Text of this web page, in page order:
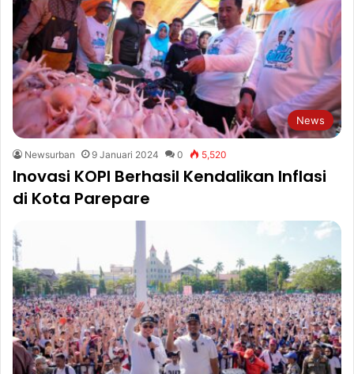
News
Newsurban 9 Januari 2024 0 5,520
Inovasi KOPI Berhasil Kendalikan Inflasi
di Kota Parepare